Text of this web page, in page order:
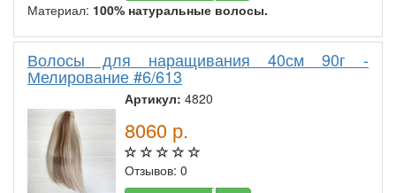
Материал: 100% натуральные волосы.
Волосы для наращивания 40см 90г -
Мелирование #6/613
Артикул: 4820
8060 р.
Отзывов: 0